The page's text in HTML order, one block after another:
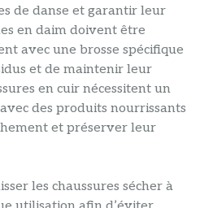
de danse et garantir leur
en daim doivent être
avec une brosse spécifique
et de maintenir leur
en cuir nécessitent un
des produits nourrissants
et préserver leur
les chaussures sécher à